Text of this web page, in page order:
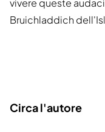
vivere queste
Bruichladdich
Circa l'autore